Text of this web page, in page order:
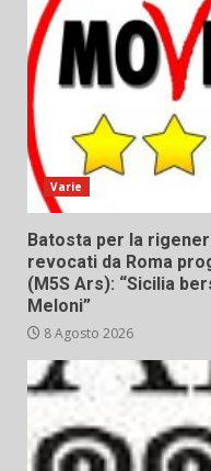
Varie
Batosta per la
revocati da Roma
(M5S Ars): “Sicilia
Meloni”
8 Agosto 2026